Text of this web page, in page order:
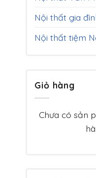
Nội thất gia
Nội thất tiệm
Giỏ hàng
Chưa có sản